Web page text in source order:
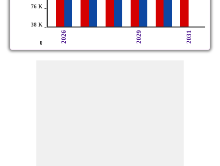
76 K
38 K
0
-
-
2026 2029 2031